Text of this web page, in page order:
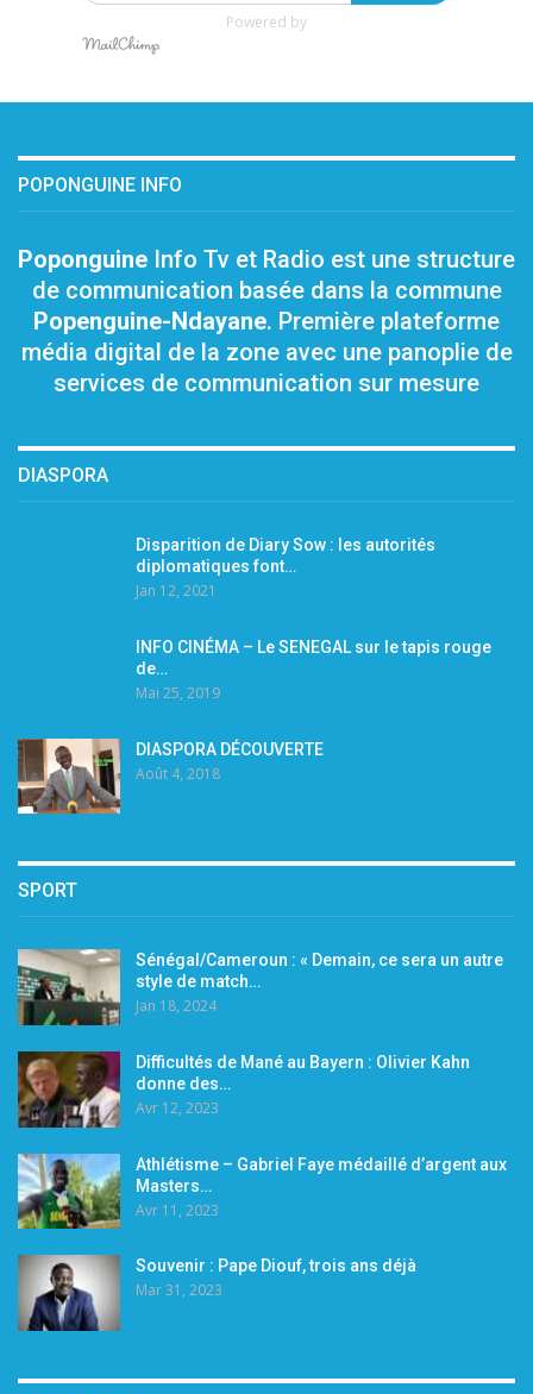
Powered by
POPONGUINE INFO
Poponguine Info Tv et Radio est une structure
de communication basée dans la commune
Popenguine-Ndayane. Première plateforme
média digital de la zone avec une panoplie de
services de communication sur mesure
DIASPORA
Disparition de Diary Sow : les autorités
diplomatiques font…
Jan 12, 2021
INFO CINÉMA – Le SENEGAL sur le tapis rouge
de…
Mai 25, 2019
DIASPORA DÉCOUVERTE
Août 4, 2018
SPORT
Sénégal/Cameroun : « Demain, ce sera un autre
style de match…
Jan 18, 2024
Difficultés de Mané au Bayern : Olivier Kahn
donne des…
Avr 12, 2023
Athlétisme – Gabriel Faye médaillé d’argent aux
Masters…
Avr 11, 2023
Souvenir : Pape Diouf, trois ans déjà
Mar 31, 2023